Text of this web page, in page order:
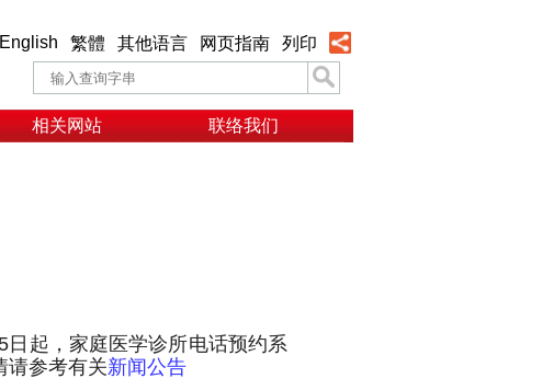
English 繁體 其他语言 网页指南 列印
相关网站 联络我们